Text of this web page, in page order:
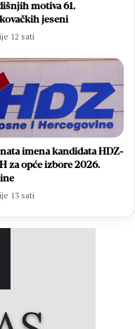
motiva 61.
jeseni
12 sati
imena kandidata HDZ-
za opće izbore 2026.
13 sati